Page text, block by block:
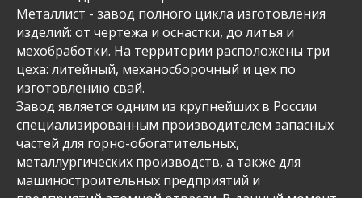
Металлист - завод полного цикла изготовления
изделий: от чертежа и оснастки, до литья и
мехобработки. На территории расположены три
цеха: литейный, механосборочный и цех по
изготовлению свай.
Завод является одним из крупнейших в России
специализированным производителем запасных
частей для горно-обогатительных,
металлургических производств, а также для
машиностроительных предприятий и